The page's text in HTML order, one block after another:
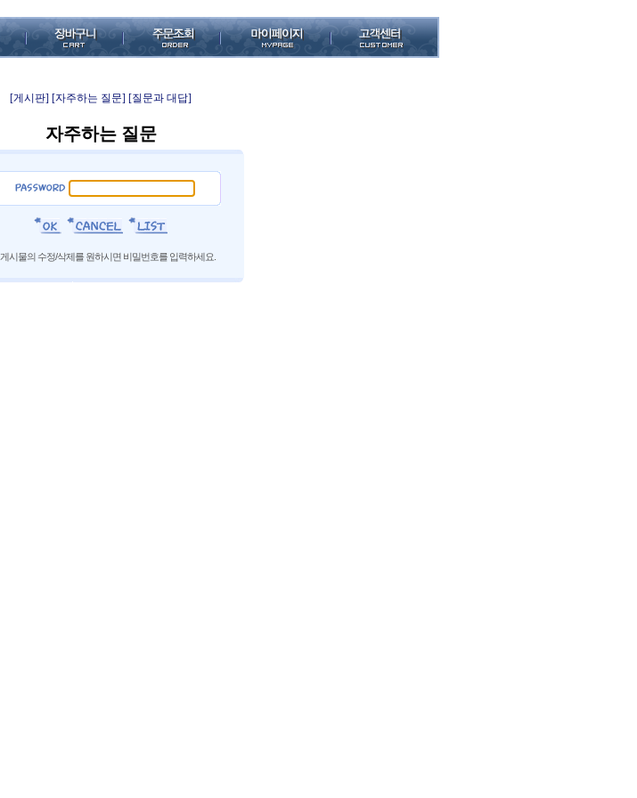
[게시판] [자주하는 질문] [질문과 대답]
자주하는 질문
게시물의 수정/삭제를 원하시면 비밀번호를 입력하세요.